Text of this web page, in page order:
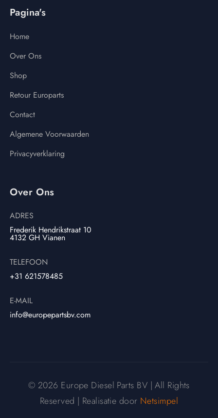
Pagina's
Home
Over Ons
Shop
Retour Europarts
Contact
Algemene Voorwaarden
Privacyverklaring
Over Ons
ADRES
Frederik Hendrikstraat 10
4132 GH Vianen
TELEFOON
+31 621578485
E-MAIL
info@europepartsbv.com
© 2026 Europe Diesel Parts BV | All Rights
Reserved | Realisatie door Netsimpel